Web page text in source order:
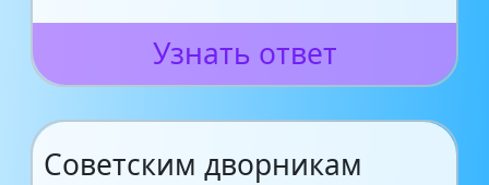
Узнать ответ
Советским дворникам